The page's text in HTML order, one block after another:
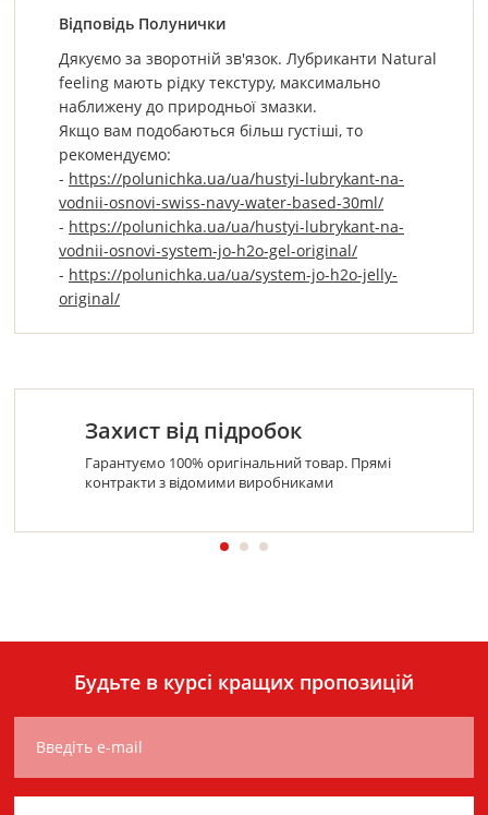
Відповідь Полунички
Дякуємо за зворотній зв'язок. Лубриканти Natural
feeling мають рідку текстуру, максимально
наближену до природньої змазки.
Якщо вам подобаються більш густіші, то
рекомендуємо:
- https://polunichka.ua/ua/hustyi-lubrykant-na-
vodnii-osnovi-swiss-navy-water-based-30ml/
- https://polunichka.ua/ua/hustyi-lubrykant-na-
vodnii-osnovi-system-jo-h2o-gel-original/
- https://polunichka.ua/ua/system-jo-h2o-jelly-
original/
Захист від підробок
Гарантуємо 100% оригінальний товар. Прямі
контракти з відомими виробниками
Будьте в курсі кращих пропозицій
Введіть e-mail